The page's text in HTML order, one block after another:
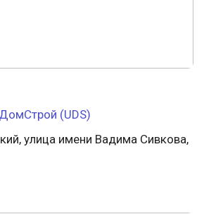
(UDS)
улица имени Вадима Сивкова,